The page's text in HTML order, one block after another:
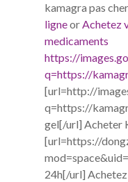
kamagra pas cher
ligneorAchetez
medicaments
https://
q=https://
[url=http://
q=https://
gel[/url] Acheter
[url=https://
24h[/url]